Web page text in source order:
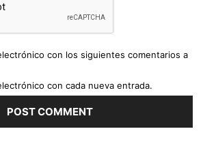
con los siguientes comentarios a
con cada nueva entrada.